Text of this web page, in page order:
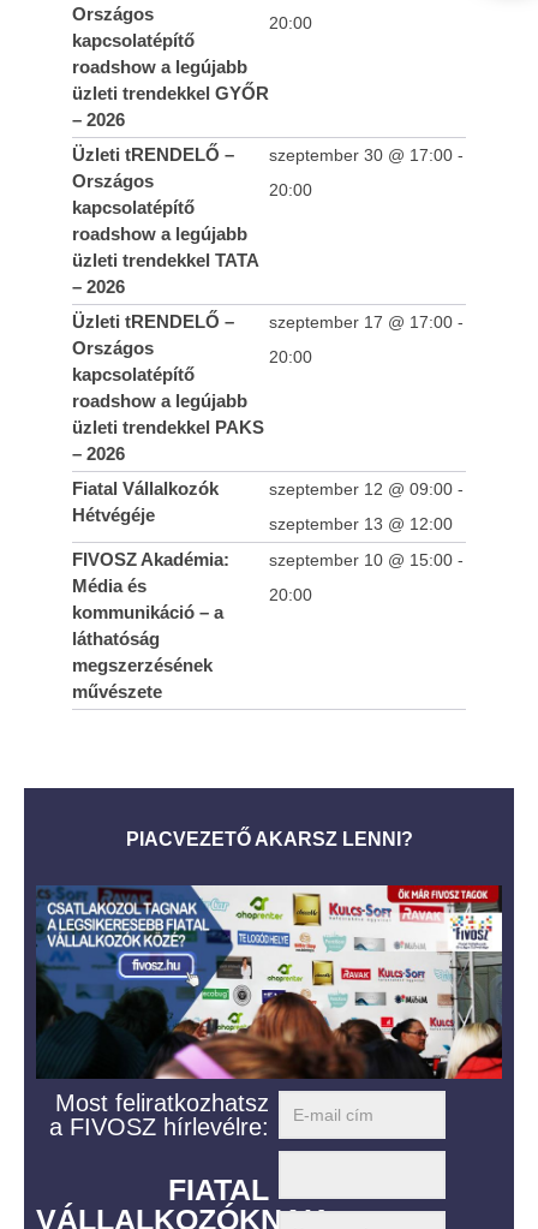
Országos
kapcsolatépítő
roadshow a legújabb
üzleti trendekkel GYŐR
– 2026
20:00
Üzleti tRENDELŐ –
Országos
kapcsolatépítő
roadshow a legújabb
üzleti trendekkel TATA
– 2026
szeptember 30 @ 17:00 -
20:00
Üzleti tRENDELŐ –
Országos
kapcsolatépítő
roadshow a legújabb
üzleti trendekkel PAKS
– 2026
szeptember 17 @ 17:00 -
20:00
Fiatal Vállalkozók
Hétvégéje
szeptember 12 @ 09:00 -
szeptember 13 @ 12:00
FIVOSZ Akadémia:
Média és
kommunikáció – a
láthatóság
megszerzésének
művészete
szeptember 10 @ 15:00 -
20:00
PIACVEZETŐ AKARSZ LENNI?
Most feliratkozhatsz
a FIVOSZ hírlevélre:
FIATAL
VÁLLALKOZÓKNAK